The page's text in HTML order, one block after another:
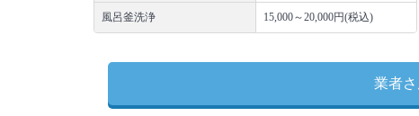
風呂釜洗浄 15,000～20,000円(税込)
業者